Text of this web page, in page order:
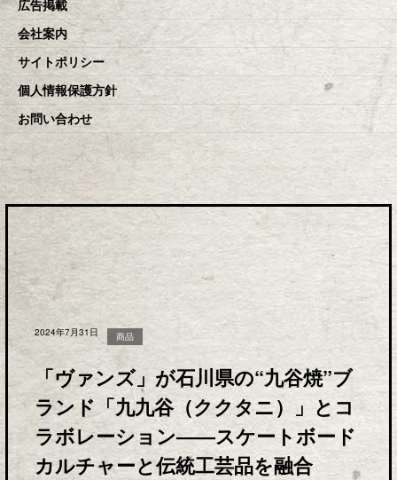
広告掲載
会社案内
サイトポリシー
個人情報保護方針
お問い合わせ
2024年7月31日 商品
「ヴァンズ」が石川県の“九谷焼”ブ
ランド「九九谷（ククタニ）」とコ
ラボレーション――スケートボード
カルチャーと伝統工芸品を融合